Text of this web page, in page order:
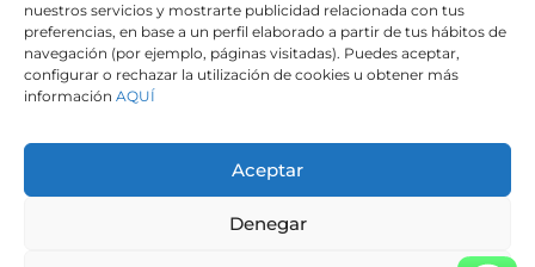
nuestros servicios y mostrarte publicidad relacionada con tus
preferencias, en base a un perfil elaborado a partir de tus hábitos de
navegación (por ejemplo, páginas visitadas). Puedes aceptar,
configurar o rechazar la utilización de cookies u obtener más
información AQUÍ
Aceptar
Denegar
Condiciones de contratación
Documento de desistimiento
ejercer tu derecho de desistimiento desde aquí.
[Desistir del contrato aquí] [Descargar PDF de
desistimiento